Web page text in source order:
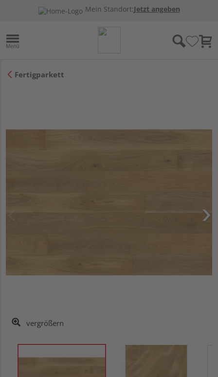
Mein Standort:Jetzt angeben
Fertigparkett
vergrößern